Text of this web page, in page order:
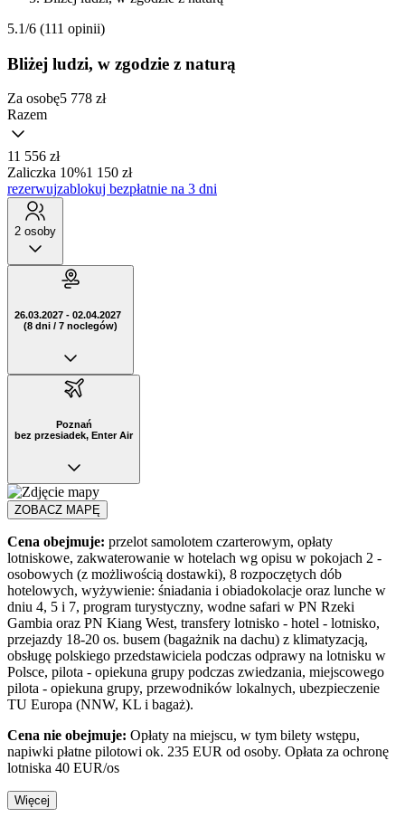
5.1/6 (111 opinii)
Bliżej ludzi, w zgodzie z naturą
Za osobę5 778 zł
Razem
11 556 zł
Zaliczka 10%1 150 zł
rezerwujzablokuj bezpłatnie na 3 dni
2 osoby
26.03.2027 - 02.04.2027
(8 dni / 7 noclegów)
Poznań
bez przesiadek, Enter Air
ZOBACZ MAPĘ
Cena obejmuje: przelot samolotem czarterowym, opłaty
lotniskowe, zakwaterowanie w hotelach wg opisu w pokojach 2 -
osobowych (z możliwością dostawki), 8 rozpoczętych dób
hotelowych, wyżywienie: śniadania i obiadokolacje oraz lunche w
dniu 4, 5 i 7, program turystyczny, wodne safari w PN Rzeki
Gambia oraz PN Kiang West, transfery lotnisko - hotel - lotnisko,
przejazdy 18-20 os. busem (bagażnik na dachu) z klimatyzacją,
obsługę polskiego przedstawiciela podczas odprawy na lotnisku w
Polsce, pilota - opiekuna grupy podczas zwiedzania, miejscowego
pilota - opiekuna grupy, przewodników lokalnych, ubezpieczenie
TU Europa (NNW, KL i bagaż).
Cena nie obejmuje: Opłaty na miejscu, w tym bilety wstępu,
napiwki płatne pilotowi ok. 235 EUR od osoby. Opłata za ochronę
lotniska 40 EUR/os
Więcej